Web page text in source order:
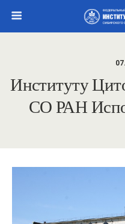
Институту
СО РАН